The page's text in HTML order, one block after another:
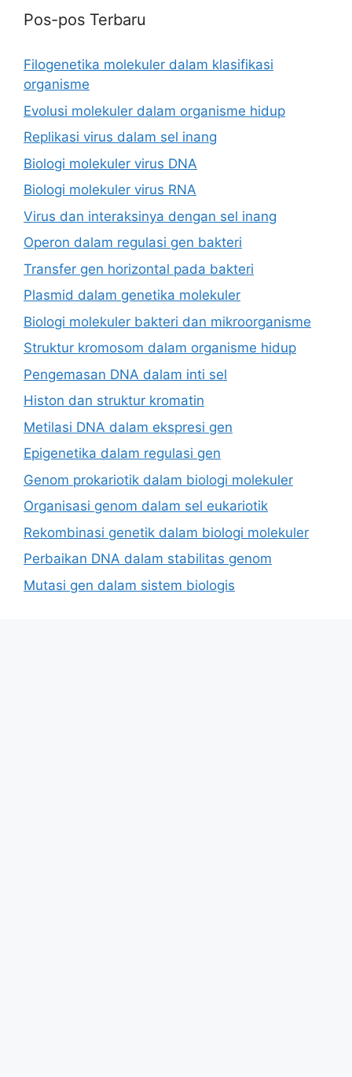
Pos-pos Terbaru
Filogenetika molekuler dalam klasifikasi
organisme
Evolusi molekuler dalam organisme hidup
Replikasi virus dalam sel inang
Biologi molekuler virus DNA
Biologi molekuler virus RNA
Virus dan interaksinya dengan sel inang
Operon dalam regulasi gen bakteri
Transfer gen horizontal pada bakteri
Plasmid dalam genetika molekuler
Biologi molekuler bakteri dan mikroorganisme
Struktur kromosom dalam organisme hidup
Pengemasan DNA dalam inti sel
Histon dan struktur kromatin
Metilasi DNA dalam ekspresi gen
Epigenetika dalam regulasi gen
Genom prokariotik dalam biologi molekuler
Organisasi genom dalam sel eukariotik
Rekombinasi genetik dalam biologi molekuler
Perbaikan DNA dalam stabilitas genom
Mutasi gen dalam sistem biologis